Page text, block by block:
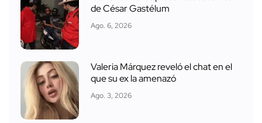
de César Gastélum
Ago. 6, 2026
Valeria Márquez reveló el chat en el
que su ex la amenazó
Ago. 3, 2026